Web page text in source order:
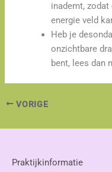
inademt,
energie veld
Heb je
onzichtbare
bent, lees dan
VORIGE
Praktijkinformatie